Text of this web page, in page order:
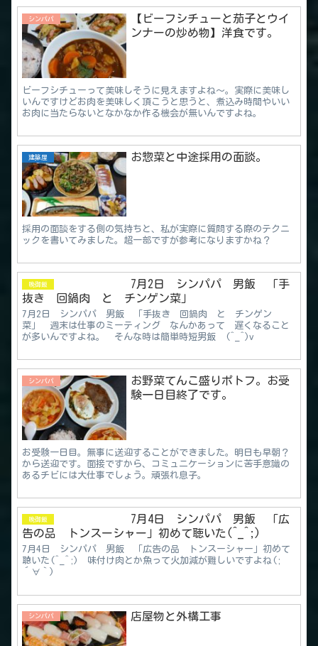
シンパパ
【ビーフシチューと茄子とウイ
ンナーの炒め物】洋食です。
ビーフシチューって美味しそうに見えますよね～。実際に美味し
いんですけどお肉を美味しく頂こうと思うと、煮込み時間やいい
お肉に当たらないとなかなか作る機会が無いんですよね。
建築屋 お惣菜と中途採用の面談。
採用の面談をする側の気持ちと、私が実際に質問する際のテクニ
ックを書いてみました。超一部ですが参考になりますかね？
晩御飯
7月2日 シンパパ 男飯 「手
抜き 回鍋肉 と チンゲン菜」
7月2日 シンパパ 男飯 「手抜き 回鍋肉 と チンゲン
菜」 週末は仕事のミーティング なんかあって 遅くなること
が多いんですよね。 そんな時は簡単時短男飯 (^_^)v
シンパパ
お野菜てんこ盛りポトフ。お受
験一日目終了です。
お受験一日目。無事に送迎することができました。明日も早朝？
から送迎です。面接ですから、コミュニケーションに苦手意識の
あるチビには大仕事でしょう。頑張れ息子。
晩御飯
7月4日 シンパパ 男飯 「広
告の品 トンスーシャー」初めて聴いた(^_^;)
7月4日 シンパパ 男飯 「広告の品 トンスーシャー」初めて
聴いた(^_^;) 味付け肉とか魚って火加減が難しいですよね(;
´∀｀)
シンパパ 店屋物と外構工事